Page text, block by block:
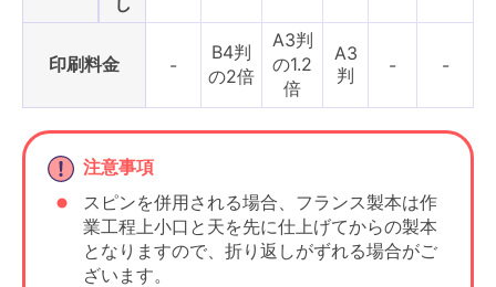
印刷料金 -
B4判
の2倍
A3判
の1.2
倍
A3
判
- -
注意事項
スピンを併用される場合、フランス製本は作
業工程上小口と天を先に仕上げてからの製本
となりますので、折り返しがずれる場合がご
ざいます。